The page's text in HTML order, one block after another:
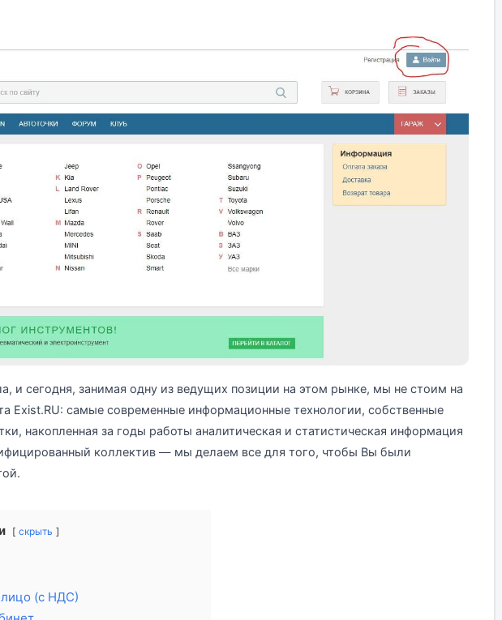
и сегодня, занимая одну из ведущих позиции на этом рынке, мы не стоим на
Exist.RU: самые современные информационные технологии, собственные
накопленная за годы работы аналитическая и статистическая информация
коллектив — мы делаем все для того, чтобы Вы были
скрыть
(с НДС)